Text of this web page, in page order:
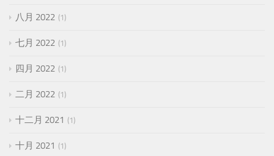
八月 2022 1
七月 2022 1
四月 2022 1
二月 2022 1
十二月 2021 1
十月 2021 1